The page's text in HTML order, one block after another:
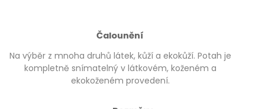
Čalounění
Na výběr z mnoha druhů látek, kůží a ekokůží. Potah je
kompletně snímatelný v látkovém, koženém a
ekokoženém provedení.